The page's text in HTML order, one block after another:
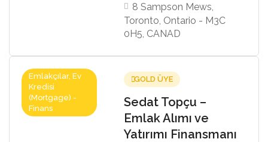
8 Sampson Mews,
Toronto, Ontario - M3C
0H5, CANAD
Emlakçılar, Ev
Kredisi
(Mortgage) -
Finans
GOLD ÜYE
Sedat Topçu –
Emlak Alımı ve
Yatırımı Finansmanı